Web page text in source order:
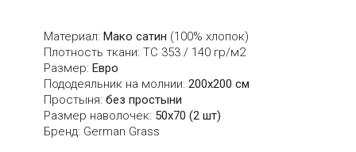
Материал: Мако сатин (100% хлопок)
Плотность ткани: ТС 353 / 140 гр/м2
Размер: Евро
Пододеяльник на молнии: 200х200 см
Простыня: без простыни
Размер наволочек: 50x70 (2 шт)
Бренд: German Grass